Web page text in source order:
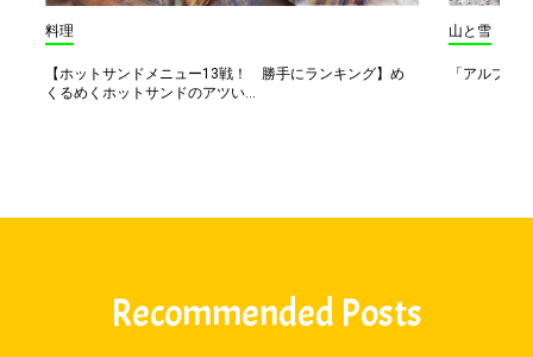
料理
【ホットサンドメニュー13戦！ 勝手にランキング】め
くるめくホットサンドのアツい...
山と雪
「アルプス
Recommended Posts